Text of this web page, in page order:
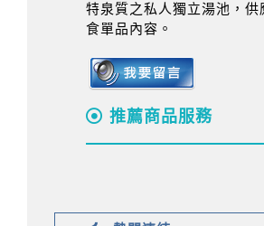
特泉質之私人獨立湯池，供
食單品內容。
推薦商品服務